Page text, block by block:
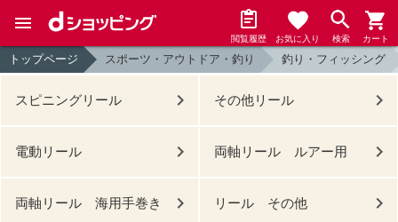
閲覧履歴 お気に入り 検索 カート
トップページ スポーツ・アウトドア・釣り 釣り・フィッシング
スピニングリール その他リール
電動リール 両軸リール ルアー用
両軸リール 海用手巻き リール その他